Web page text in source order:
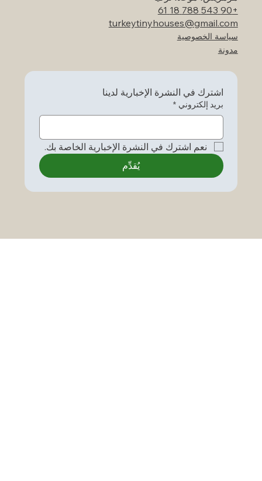
+90 543 788 18 61
turkeytinyhouses@gmail.com
سياسة الخصوصية
مدونة
اشترك في النشرة الإخبارية لدينا
بريد إلكتروني *
نعم اشترك في النشرة الإخبارية الخاصة بك.
يُقدِّم